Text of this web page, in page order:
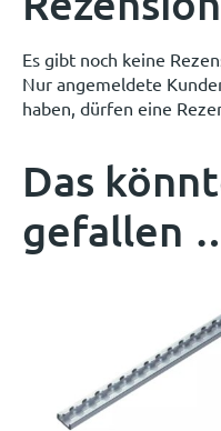
Es gibt noch keine
Nur angemeldete
haben, dürfen eine
Das
gefallen